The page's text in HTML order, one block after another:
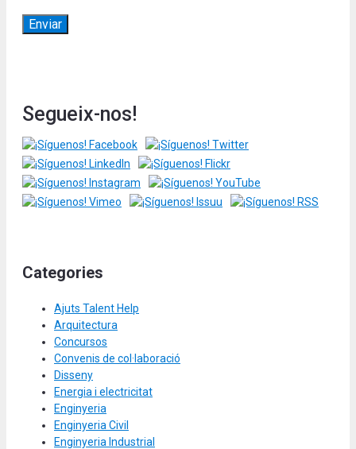
Segueix-nos!
Categories
Ajuts Talent Help
Arquitectura
Concursos
Convenis de col·laboració
Disseny
Energia i electricitat
Enginyeria
Enginyeria Civil
Enginyeria Industrial